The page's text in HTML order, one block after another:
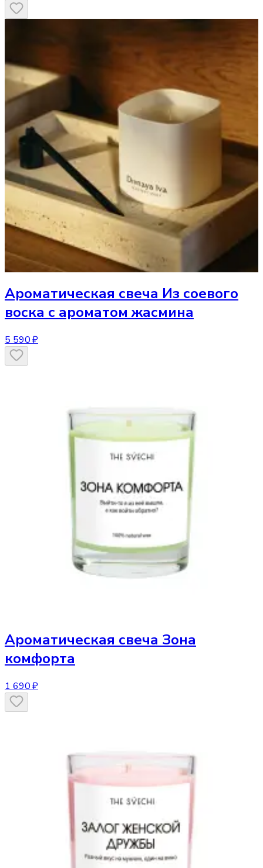
Ароматическая свеча Из соевого
воска с ароматом жасмина
5 590 ₽
Ароматическая свеча Зона
комфорта
1 690 ₽